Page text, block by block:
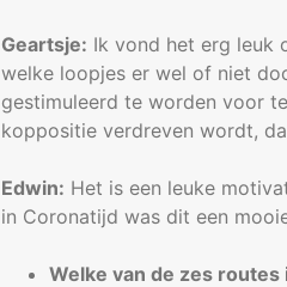
Geartsje: Ik vond het erg leuk
welke loopjes er wel of niet
gestimuleerd te worden voor
koppositie verdreven wordt,
Edwin: Het is een leuke
in Coronatijd was dit een
Welke van de zes